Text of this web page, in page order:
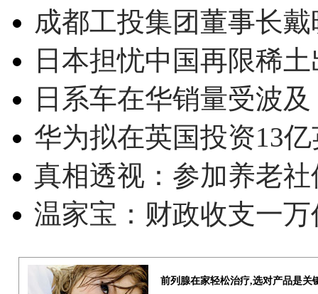
成都工投集团董事长
日本担忧中国再限稀
日系车在华销量受波
华为拟在英国投资13
真相透视：参加养老
温家宝：财政收支一
前列腺在家轻松治疗,选对产品是关